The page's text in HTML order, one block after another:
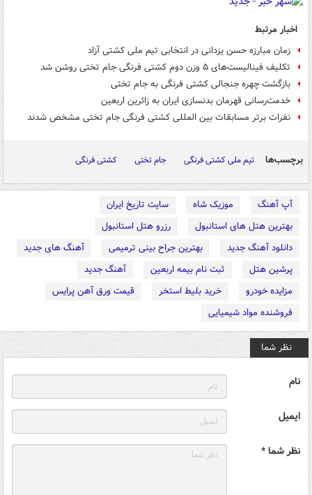
اخبار مرتبط
زمان مبارزه حسن یزدانی در انتخابی تیم ملی کشتی آزاد
تکلیف فینالیست‌های ۵ وزن دوم کشتی فرنگی جام تختی روشن شد
بازگشت چهره جنجالی کشتی فرنگی به جام تختی
خدمت‌رسانی قهرمان بدنسازی ایران به زائرین اربعین
نفرات برتر مسابقات بین المللی کشتی فرنگی جام تختی مشخص شدند
برچسب‌ها تیم ملی کشتی فرنگی جام تختی کشتی فرنگی
آپ آهنگ موزیک شاه
سایت تاریخ ایران
بهترین هتل های استانبول
رزرو هتل استانبول
دانلود آهنگ جدید
بهترین جراح بینی ترمیمی
آهنگ های جدید
پرشین هتل
ثبت نام بیمه اربعین
آهنگ جدید
مزایده خودرو
خرید بلیط استخر
قیمت ورق آهن پرایس
فروشنده مواد شیمیایی
نظر شما
نام
ایمیل
نظر شما *